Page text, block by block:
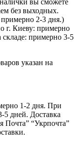
налички вы сможете
без выходных.
примерно 2-3 дня.)
г. Киеву: примерно
складе: примерно 3-5
указан на
1-2 дня. При
5 дней. Доставка
Почта” “Укрпочта”